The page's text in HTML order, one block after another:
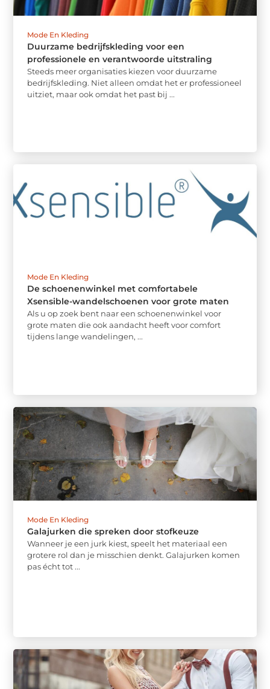
Mode En Kleding
Duurzame bedrijfskleding voor een
professionele en verantwoorde uitstraling
Steeds meer organisaties kiezen voor duurzame
bedrijfskleding. Niet alleen omdat het er professioneel
uitziet, maar ook omdat het past bij ...
Mode En Kleding
De schoenenwinkel met comfortabele
Xsensible-wandelschoenen voor grote maten
Als u op zoek bent naar een schoenenwinkel voor
grote maten die ook aandacht heeft voor comfort
tijdens lange wandelingen, ...
Mode En Kleding
Galajurken die spreken door stofkeuze
Wanneer je een jurk kiest, speelt het materiaal een
grotere rol dan je misschien denkt. Galajurken komen
pas écht tot ...